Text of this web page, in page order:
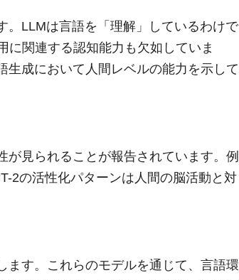
。LLMは言語を「理解」しているわけで
に関連する認知能力も欠如していま
成において人間レベルの能力を示して
見られることが報告されています。例
2の活性化パターンは人間の脳活動と対
ます。これらのモデルを通じて、言語環